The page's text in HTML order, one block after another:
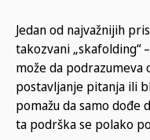
Jedan od najvažnijih
takozvani „skafolding“
može da podrazumeva
postavljanje pitanja ili
pomažu da samo dođe
ta podrška se polako